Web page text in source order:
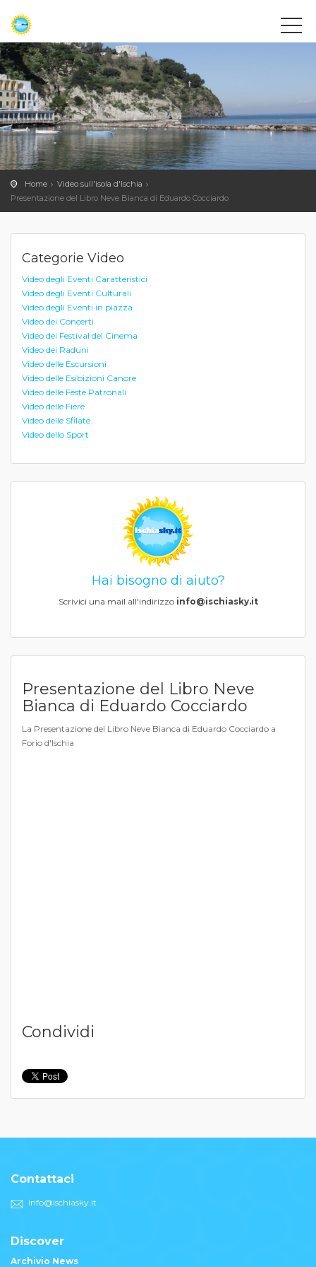
Home
Video sull'isola d'Ischia
Presentazione del Libro Neve Bianca di Eduardo Cocciardo
Categorie Video
Video degli Eventi Caratteristici
Video degli Eventi Culturali
Video degli Eventi in piazza
Video dei Concerti
Video dei Festival del Cinema
Video dei Raduni
Video delle Escursioni
Video delle Esibizioni Canore
Video delle Feste Patronali
Video delle Fiere
Video delle Sfilate
Video dello Sport
Hai bisogno di aiuto?
Scrivici una mail all'indirizzo info@ischiasky.it
Presentazione del Libro Neve
Bianca di Eduardo Cocciardo
La Presentazione del Libro Neve Bianca di Eduardo Cocciardo a
Forio d'Ischia
Condividi
Contattaci
info@ischiasky.it
Discover
Archivio News